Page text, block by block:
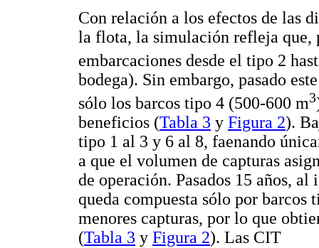
Con relación a los efectos de las
la flota, la simulación refleja que,
embarcaciones desde el tipo 2
bodega). Sin embargo, pasado
sólo los barcos tipo 4 (500-600 m3
beneficios (Tabla 3 y Figura 2).
tipo 1 al 3 y 6 al 8, faenando
a que el volumen de capturas
de operación. Pasados 15 años,
queda compuesta sólo por
menores capturas, por lo que
(Tabla 3 y Figura 2). Las CIT